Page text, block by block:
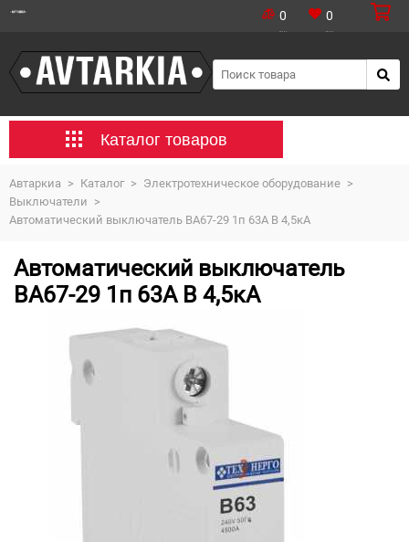
0 0
Каталог товаров
Автаркиа > Каталог > Электротехническое оборудование >
Выключатели >
Автоматический выключатель ВА67-29 1п 63А B 4,5кА
Автоматический выключатель
ВА67-29 1п 63А B 4,5кА